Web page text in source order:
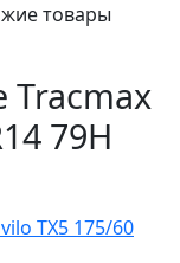
товары
79H